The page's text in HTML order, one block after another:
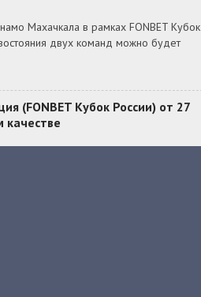
Махачкала в рамках FONBET Кубок
двух команд можно будет
(FONBET Кубок России) от 27
качестве